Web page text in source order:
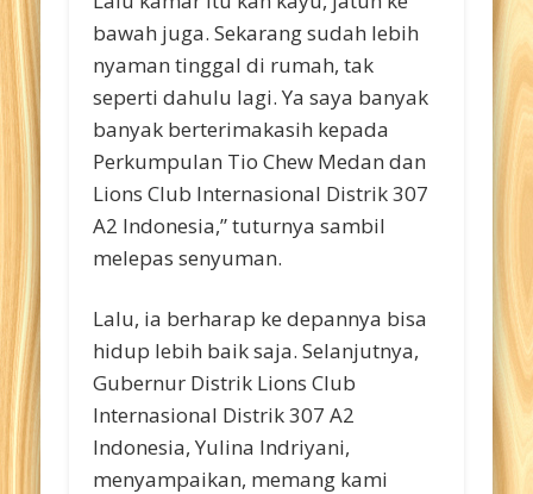
bawah juga. Sekarang sudah lebih
nyaman tinggal di rumah, tak
seperti dahulu lagi. Ya saya banyak
banyak berterimakasih kepada
Perkumpulan Tio Chew Medan dan
Lions Club Internasional Distrik 307
A2 Indonesia,” tuturnya sambil
melepas senyuman.
Lalu, ia berharap ke depannya bisa
hidup lebih baik saja. Selanjutnya,
Gubernur Distrik Lions Club
Internasional Distrik 307 A2
Indonesia, Yulina Indriyani,
menyampaikan, memang kami